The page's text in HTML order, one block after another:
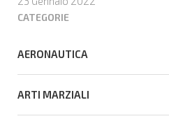
CATEGORIE
AERONAUTICA
ARTI MARZIALI